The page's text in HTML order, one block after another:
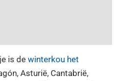
is de winterkou het
Asturië, Cantabrië,